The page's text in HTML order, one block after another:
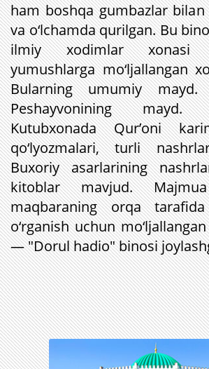
ham boshqa gumbazlar
va o‘lchamda qurilgan. Bu
ilmiy xodimlar xonasi
yumushlarga mo‘ljallangan
Bularning umumiy
Peshayvonining
Kutubxonada Qur’oni
qo‘lyozmalari, turli
Buxoriy asarlarining
kitoblar mavjud.
maqbaraning orqa
o‘rganish uchun
— "Dorul hadio" binosi